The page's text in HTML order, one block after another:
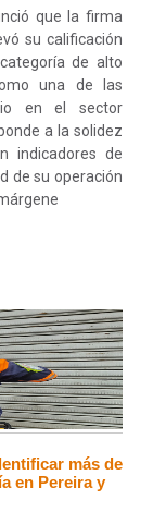
que la firma
su calificación
de alto
una de las
en el sector
a la solidez
indicadores de
de su operación
más de
en Pereira y